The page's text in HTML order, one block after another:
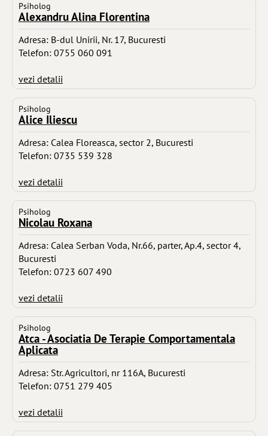
Psiholog
Alexandru Alina Florentina
Adresa: B-dul Unirii, Nr. 17, Bucuresti
Telefon: 0755 060 091
vezi detalii
Psiholog
Alice Iliescu
Adresa: Calea Floreasca, sector 2, Bucuresti
Telefon: 0735 539 328
vezi detalii
Psiholog
Nicolau Roxana
Adresa: Calea Serban Voda, Nr.66, parter, Ap.4, sector 4,
Bucuresti
Telefon: 0723 607 490
vezi detalii
Psiholog
Atca - Asociatia De Terapie Comportamentala
Aplicata
Adresa: Str. Agricultori, nr 116A, Bucuresti
Telefon: 0751 279 405
vezi detalii